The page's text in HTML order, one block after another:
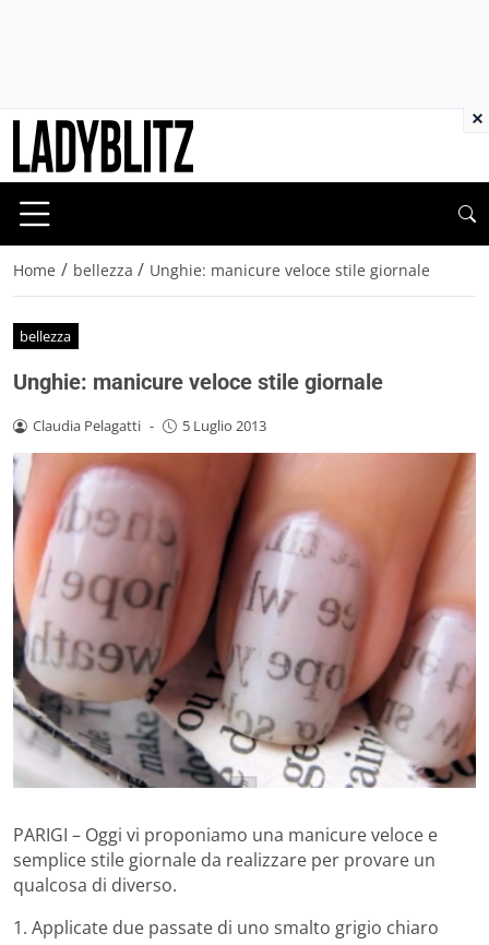
Home / bellezza / Unghie: manicure veloce stile giornale
bellezza
Unghie: manicure veloce stile giornale
Claudia Pelagatti - 5 Luglio 2013
PARIGI – Oggi vi proponiamo una manicure veloce e
semplice stile giornale da realizzare per provare un
qualcosa di diverso.
1. Applicate due passate di uno smalto grigio chiaro
×